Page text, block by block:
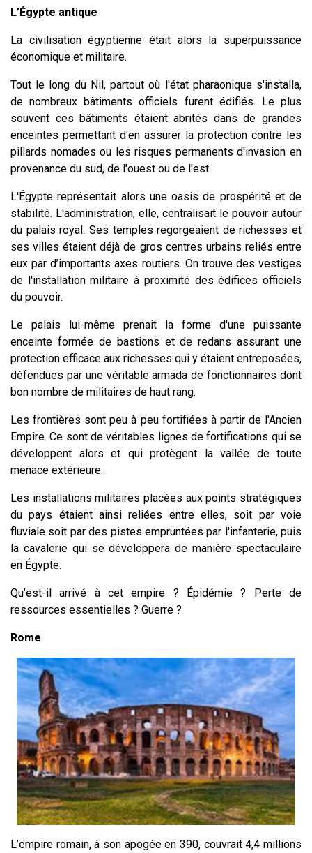
L’Égypte antique
La civilisation égyptienne était alors la superpuissance
économique et militaire.
Tout le long du Nil, partout où l'état pharaonique s'installa,
de nombreux bâtiments officiels furent édifiés. Le plus
souvent ces bâtiments étaient abrités dans de grandes
enceintes permettant d'en assurer la protection contre les
pillards nomades ou les risques permanents d'invasion en
provenance du sud, de l'ouest ou de l'est.
L'Égypte représentait alors une oasis de prospérité et de
stabilité. L'administration, elle, centralisait le pouvoir autour
du palais royal. Ses temples regorgeaient de richesses et
ses villes étaient déjà de gros centres urbains reliés entre
eux par d’importants axes routiers. On trouve des vestiges
de l'installation militaire à proximité des édifices officiels
du pouvoir.
Le palais lui-même prenait la forme d'une puissante
enceinte formée de bastions et de redans assurant une
protection efficace aux richesses qui y étaient entreposées,
défendues par une véritable armada de fonctionnaires dont
bon nombre de militaires de haut rang.
Les frontières sont peu à peu fortifiées à partir de l'Ancien
Empire. Ce sont de véritables lignes de fortifications qui se
développent alors et qui protègent la vallée de toute
menace extérieure.
Les installations militaires placées aux points stratégiques
du pays étaient ainsi reliées entre elles, soit par voie
fluviale soit par des pistes empruntées par l'infanterie, puis
la cavalerie qui se développera de manière spectaculaire
en Égypte.
Qu’est-il arrivé à cet empire ? Épidémie ? Perte de
ressources essentielles ? Guerre ?
Rome
L’empire romain, à son apogée en 390, couvrait 4,4 millions